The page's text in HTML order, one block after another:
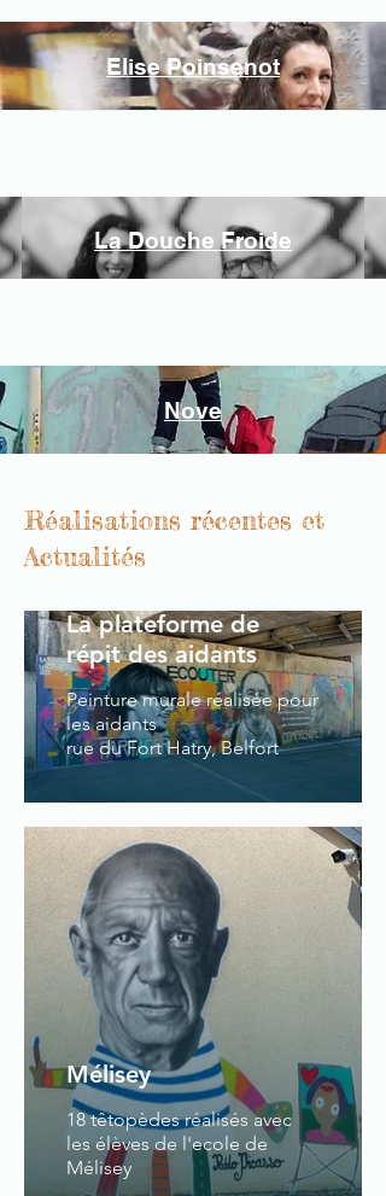
Elise Poinsenot
La Douche Froide
Nove
Réalisations récentes et
Actualités
La plateforme de
répit des aidants
Peinture murale réalisée pour
les aidants
rue du Fort Hatry, Belfort
Mélisey
18 têtopèdes réalisés avec
les élèves de l'ecole de
Mélisey